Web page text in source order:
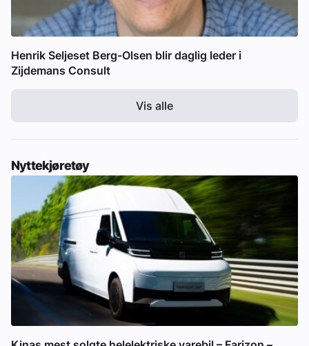
Henrik Seljeset Berg-Olsen blir daglig leder i
Zijdemans Consult
Vis alle
Nyttekjøretøy